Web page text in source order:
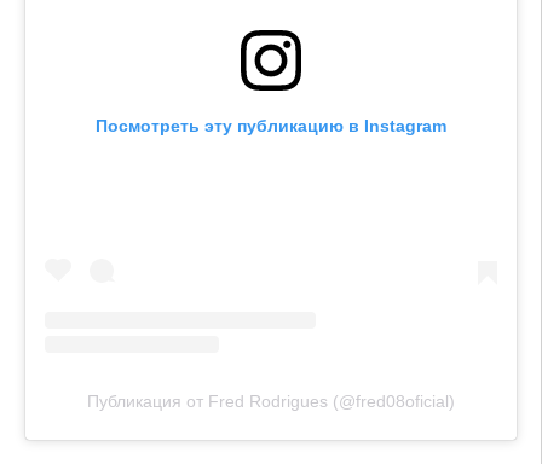
Посмотреть эту публикацию в Instagram
Публикация от Fred Rodrigues (@fred08oficial)